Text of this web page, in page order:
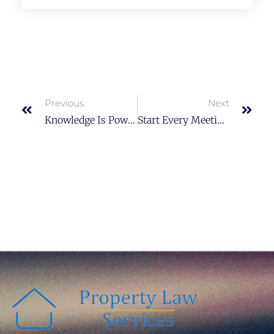
Previous
Knowledge Is Power. Read Books To Get Smart.
Next
Start Every Meeting With A Handshake.